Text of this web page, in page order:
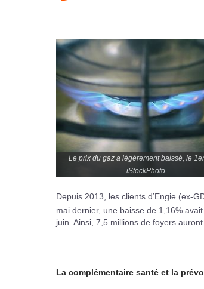
Le prix du gaz a légèrement baissé, le
iStockPhoto
Depuis 2013, les clients d’Engie (ex-
mai dernier, une baisse de 1,16%
juin. Ainsi, 7,5 millions de foyers
La complémentaire santé et la